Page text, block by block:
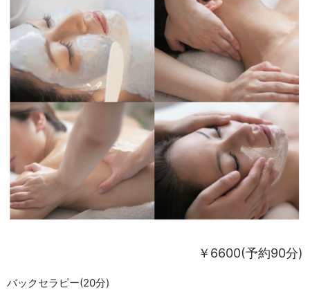
￥6600(予約90分)
バックセラピー(20分)